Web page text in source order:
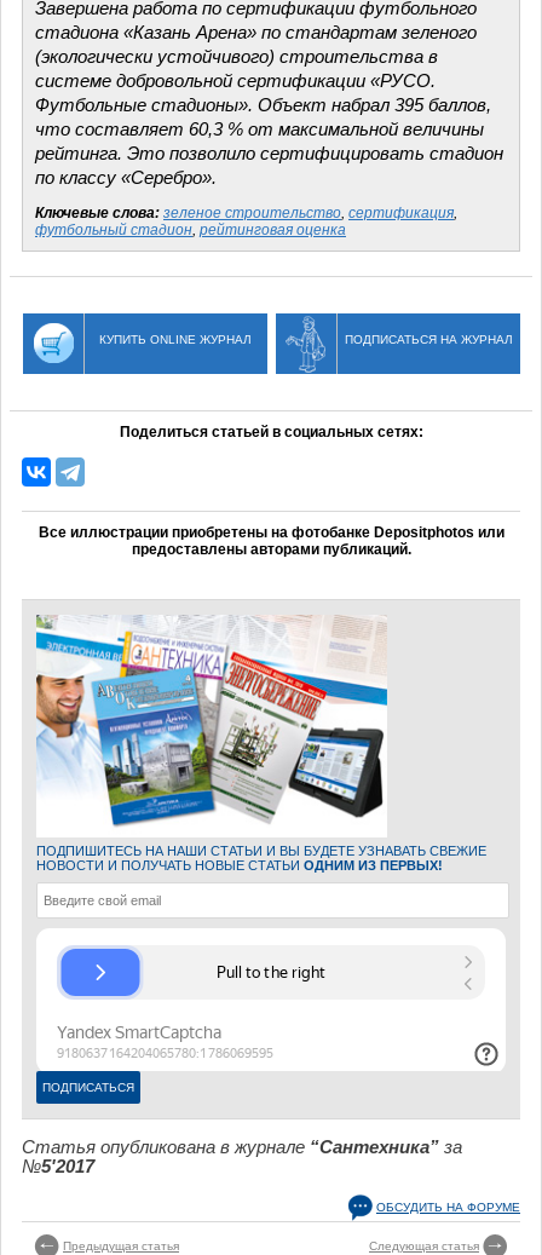
Завершена работа по сертификации футбольного
стадиона «Казань Арена» по стандартам зеленого
(экологически устойчивого) строительства в
системе добровольной сертификации «РУСО.
Футбольные стадионы». Объект набрал 395 баллов,
что составляет 60,3 % от максимальной величины
рейтинга. Это позволило сертифицировать стадион
по классу «Серебро».
Ключевые слова: зеленое строительство, сертификация,
футбольный стадион, рейтинговая оценка
КУПИТЬ ONLINE ЖУРНАЛ ПОДПИСАТЬСЯ НА ЖУРНАЛ
Поделиться статьей в социальных сетях:
Все иллюстрации приобретены на фотобанке Depositphotos или
предоставлены авторами публикаций.
ПОДПИШИТЕСЬ НА НАШИ СТАТЬИ И ВЫ БУДЕТЕ УЗНАВАТЬ СВЕЖИЕ
НОВОСТИ И ПОЛУЧАТЬ НОВЫЕ СТАТЬИ ОДНИМ ИЗ ПЕРВЫХ!
Статья опубликована в журнале “Сантехника” за
№5'2017
ОБСУДИТЬ НА ФОРУМЕ
Предыдущая статья Следующая статья